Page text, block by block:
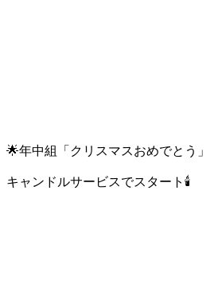
🌟年中組「クリスマスおめでとう」
キャンドルサービスでスタート🕯